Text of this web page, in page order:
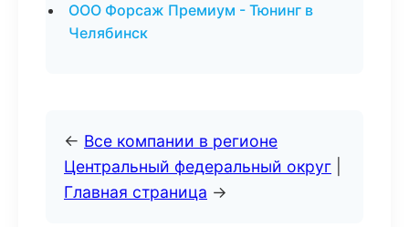
ООО Форсаж Премиум - Тюнинг в
Челябинск
← Все компании в регионе
Центральный федеральный округ
Главная страница →